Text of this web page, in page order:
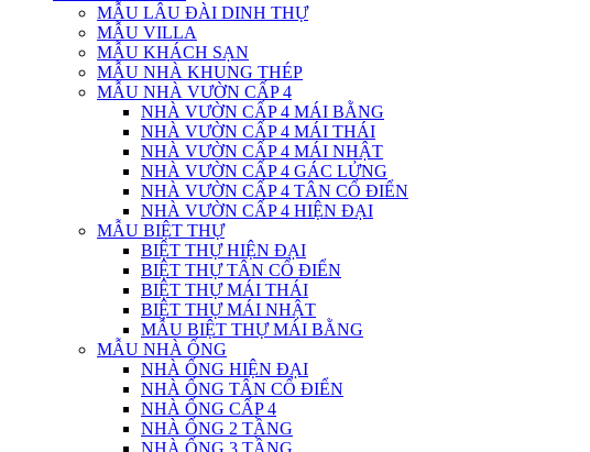
MẪU LÂU ĐÀI DINH THỰ
MẪU VILLA
MẪU KHÁCH SẠN
MẪU NHÀ KHUNG THÉP
MẪU NHÀ VƯỜN CẤP 4
NHÀ VƯỜN CẤP 4 MÁI BẰNG
NHÀ VƯỜN CẤP 4 MÁI THÁI
NHÀ VƯỜN CẤP 4 MÁI NHẬT
NHÀ VƯỜN CẤP 4 GÁC LỬNG
NHÀ VƯỜN CẤP 4 TÂN CỔ ĐIỂN
NHÀ VƯỜN CẤP 4 HIỆN ĐẠI
MẪU BIỆT THỰ
BIỆT THỰ HIỆN ĐẠI
BIỆT THỰ TÂN CỔ ĐIỂN
BIỆT THỰ MÁI THÁI
BIỆT THỰ MÁI NHẬT
MẪU BIỆT THỰ MÁI BẰNG
MẪU NHÀ ỐNG
NHÀ ỐNG HIỆN ĐẠI
NHÀ ỐNG TÂN CỔ ĐIỂN
NHÀ ỐNG CẤP 4
NHÀ ỐNG 2 TẦNG
NHÀ ỐNG 3 TẦNG